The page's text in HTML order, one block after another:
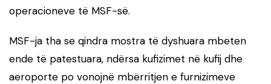
operacioneve të MSF-së.
MSF-ja tha se qindra mostra të dyshuara mbeten
ende të patestuara, ndërsa kufizimet në kufij dhe
aeroporte po vonojnë mbërritjen e furnizimeve